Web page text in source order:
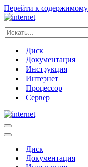
Перейти к содержимому
Искать...
Диск
Документация
Инструкция
Интернет
Процессор
Сервер
Меню
навигации
Меню
навигацииДиск
Документация